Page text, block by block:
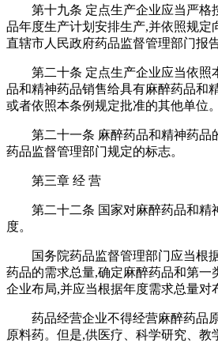
第十九条 定点生产企业应当严格
品年度生产计划安排生产,并依照规定
直辖市人民政府药品监督管理部门报
第二十条 定点生产企业应当依照
品和精神药品销售给具有麻醉药品和
或者依照本条例规定批准的其他单位。
第二十一条 麻醉药品和精神药品
药品监督管理部门规定的标志。
第三章 经 营
第二十二条 国家对麻醉药品和精
度。
国务院药品监督管理部门应当根
药品的需求总量,确定麻醉药品和第一
企业布局,并应当根据年度需求总量对
药品经营企业不得经营麻醉药品
原料药。但是,供医疗、科学研究、教